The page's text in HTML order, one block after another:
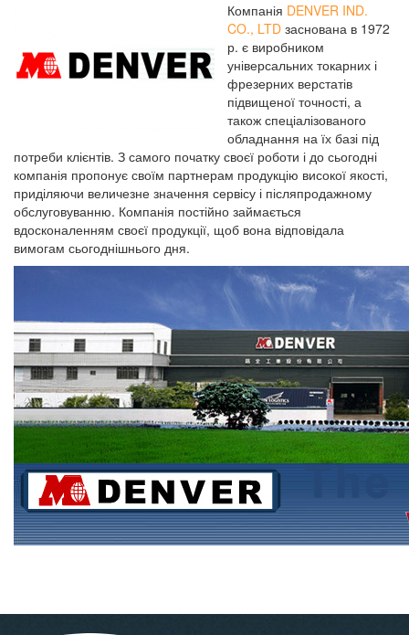
Компанія DENVER IND.
CO., LTD заснована в 1972
р. є виробником
універсальних токарних і
фрезерних верстатів
підвищеної точності, а
також спеціалізованого
обладнання на їх базі під
потреби клієнтів. З самого початку своєї роботи і до сьогодні
компанія пропонує своїм партнерам продукцію високої якості,
приділяючи величезне значення сервісу і післяпродажному
обслуговуванню. Компанія постійно займається
вдосконаленням своєї продукції, щоб вона відповідала
вимогам сьогоднішнього дня.